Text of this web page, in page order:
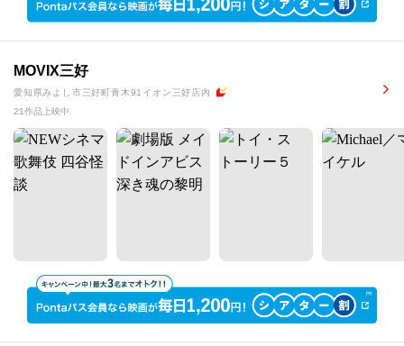
MOVIX三好
愛知県みよし市三好町青木91イオン三好店内
21作品上映中